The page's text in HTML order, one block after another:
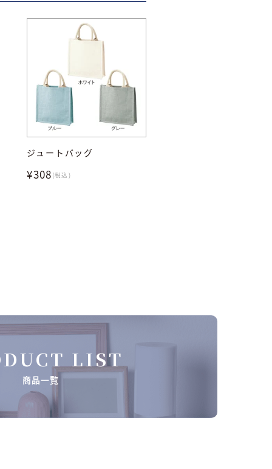
ジュートバッグ
¥308 (税込)
LIST
商品一覧